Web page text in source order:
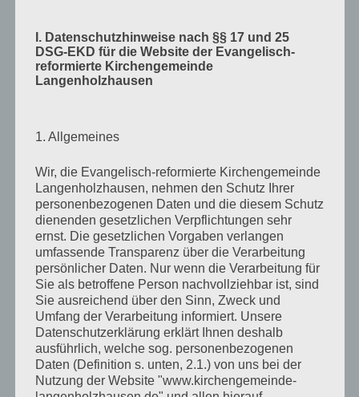
Verlag am Birnbach– Motiv von Stefanie Bahlinger,
Mössingen
KALENDER
Veranstaltungen im Januar 2026
MoMontag
DiDienstag
MiMittwoch
DoDonnerstag
FrFreitag
SaSamstag
2929.
●●
3030.
●
3131.
●●●
11.
●
22.
●●
33.
●●
I. Datenschutzhinweise nach §§ 17 und 25
DSG-EKD für die Website der Evangelisch-
reformierte Kirchengemeinde
Langenholzhausen
1. Allgemeines
Wir, die Evangelisch-reformierte Kirchengemeinde
Langenholzhausen, nehmen den Schutz Ihrer
personenbezogenen Daten und die diesem Schutz
dienenden gesetzlichen Verpflichtungen sehr
ernst. Die gesetzlichen Vorgaben verlangen
umfassende Transparenz über die Verarbeitung
persönlicher Daten. Nur wenn die Verarbeitung für
Sie als betroffene Person nachvollziehbar ist, sind
Sie ausreichend über den Sinn, Zweck und
Umfang der Verarbeitung informiert. Unsere
Datenschutzerklärung erklärt Ihnen deshalb
ausführlich, welche sog. personenbezogenen
Daten (Definition s. unten, 2.1.) von uns bei der
Nutzung der Website "www.kirchengemeinde-